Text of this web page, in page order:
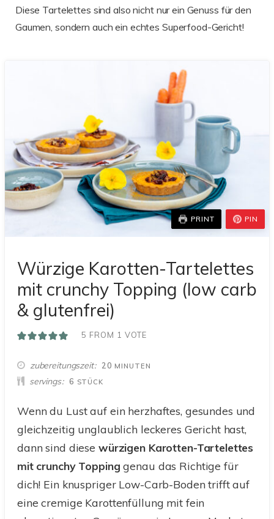
Diese Tartelettes sind also nicht nur ein Genuss für den
Gaumen, sondern auch ein echtes Superfood-Gericht!
PRINT PIN
Würzige Karotten-Tartelettes
mit crunchy Topping (low carb
& glutenfrei)
5 FROM 1 VOTE
zubereitungszeit 20 MINUTEN
MINUTEN
servings 6 STÜCK
Wenn du Lust auf ein herzhaftes, gesundes und
gleichzeitig unglaublich leckeres Gericht hast,
dann sind diese würzigen Karotten-Tartelettes
mit crunchy Topping genau das Richtige für
dich! Ein knuspriger Low-Carb-Boden trifft auf
eine cremige Karottenfüllung mit fein